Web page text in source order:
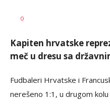
AUTOR
0
Kapiten hrvatske
meč u dresu sa
Fudbaleri Hrvatske i
nerešeno 1:1, u drugom